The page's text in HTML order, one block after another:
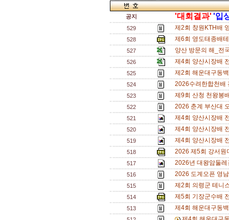
공지 '대회결과' '입
529 제2회 창원KTH배
528 제6회 영도태종배
527 양산 방문의 해_전
526 제4회 양산시장배
525 제2회 해운대구동
524 2026수려한합천배
523 제9회 산청 천왕봉
522 2026 춘계 부산대
521 제4회 양산시장배
520 제4회 양산시장배
519 제4회 양산시장배
518 2026 제5회 강서
517 2026년 대왕암둘
516 2026 도계오픈 영
515 제2회 의령군 테니
514 제5회 기장군수배
513 제4회 해운대구동